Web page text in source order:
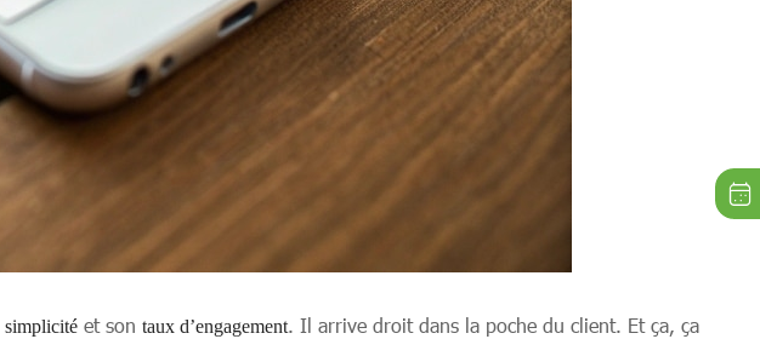
simplicité et son taux d’engagement . Il arrive droit dans la poche du client. Et ça, ça